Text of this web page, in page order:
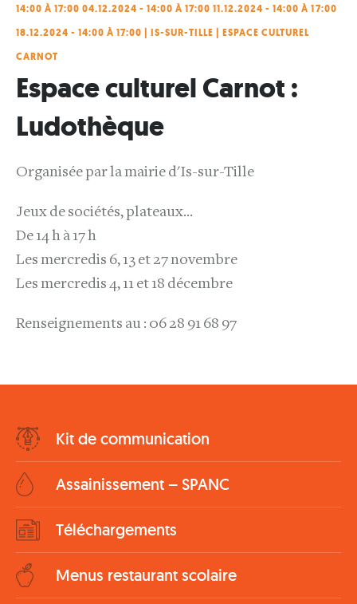
14:00 À 17:00 04.12.2024 - 14:00 À 17:00 11.12.2024 - 14:00 À 17:00
18.12.2024 - 14:00 À 17:00 | IS-SUR-TILLE | ESPACE CULTUREL
CARNOT
Espace culturel Carnot :
Ludothèque
Organisée par la mairie d'Is-sur-Tille
Jeux de sociétés, plateaux...
De 14 h à 17 h
Les mercredis 6, 13 et 27 novembre
Les mercredis 4, 11 et 18 décembre
Renseignements au : 06 28 91 68 97
Menu
Kit de communication
Assainissement – SPANC
Téléchargements
Menus restaurant scolaire